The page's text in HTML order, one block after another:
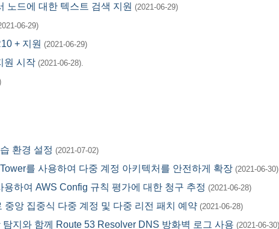
노드에 대한 텍스트 검색 지원 (2021-06-29)
06-29)
+ 지원 (2021-06-29)
원 시작 (2021-06-28).
환경 설정 (2021-07-02)
를 사용하여 다중 계정 아키텍처를 안전하게 확장 (2021-06-30)
하여 AWS Config 규칙 평가에 대한 청구 추정 (2021-06-28)
앙 집중식 다중 계정 및 다중 리전 패치 예약 (2021-06-28)
지와 함께 Route 53 Resolver DNS 방화벽 로그 사용 (2021-06-30)